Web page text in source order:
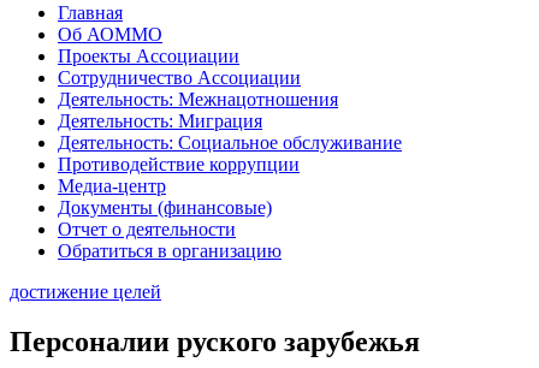
Главная
Об АОММО
Проекты Ассоциации
Сотрудничество Ассоциации
Деятельность: Межнацотношения
Деятельность: Миграция
Деятельность: Социальное обслуживание
Противодействие коррупции
Медиа-центр
Документы (финансовые)
Отчет о деятельности
Обратиться в организацию
достижение целей
Персоналии руского зарубежья